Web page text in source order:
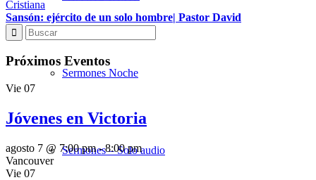
Sermones Noche
Sermones – Solo audio
Sansón: ejército de un solo hombre| Pastor David
Próximos Eventos
Vie 07
Jóvenes en Victoria
agosto 7 @ 7:00 pm-8:00 pm
Vancouver
Vie 07